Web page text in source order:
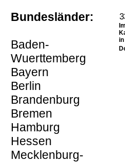
Bundesländer:
Baden-
Wuerttemberg
Bayern
Berlin
Brandenburg
Bremen
Hamburg
Hessen
Mecklenburg-
in